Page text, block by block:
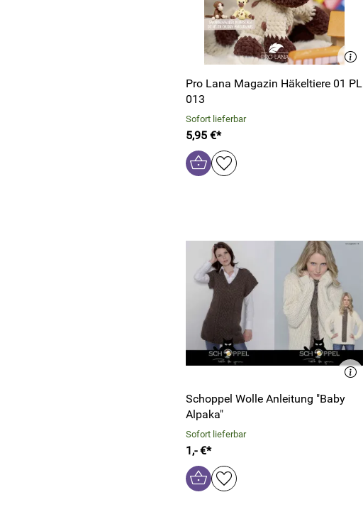
Pro Lana Magazin Häkeltiere 01 PL
013
Sofort lieferbar
5,95 €*
Schoppel Wolle Anleitung "Baby
Alpaka"
Sofort lieferbar
1,- €*